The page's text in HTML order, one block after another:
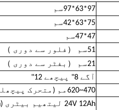
97*63*97سم
75*63*42سم
47*47سم
51سم （ فلور سے دوری ）
21سم （ بفٹر سے دوری ）
آگے 8" پیچھے 12"
470~620مم (متحرک پیچھلی ڈھکن کی بلندی)
24V 12Ah لیتھیم بیٹری (20Ah دستیاب ہے